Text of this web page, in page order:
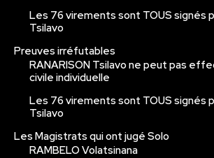
Les 76 virements sont TOUS signés
Tsilavo
Preuves irréfutables
RANARISON Tsilavo ne peut pas
civile individuelle
Les 76 virements sont TOUS signés
Tsilavo
Les Magistrats qui ont jugé Solo
RAMBELO Volatsinana